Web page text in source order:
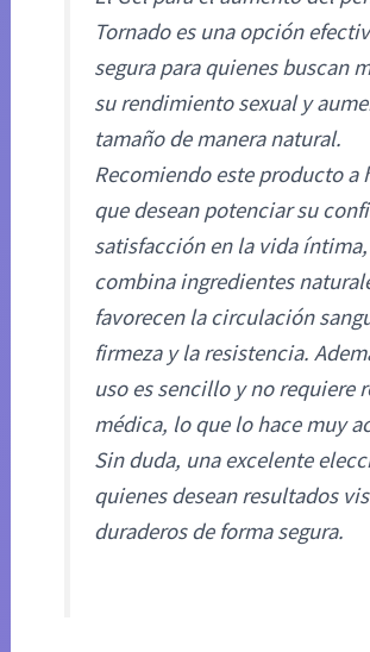
Tornado es una opción
segura para quienes buscan
su rendimiento sexual y
tamaño de manera natural.
Recomiendo este producto a
que desean potenciar su
satisfacción en la vida
combina ingredientes
favorecen la circulación
firmeza y la resistencia.
uso es sencillo y no requiere
médica, lo que lo hace muy
Sin duda, una excelente
quienes desean resultados
duraderos de forma segura.